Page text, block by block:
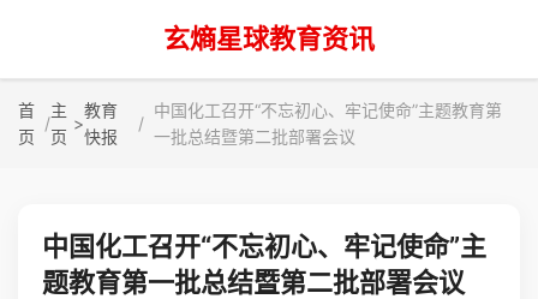
玄熵星球教育资讯
首
页
主
页
>
教育
快报
中国化工召开“不忘初心、牢记使命”主题教育第
一批总结暨第二批部署会议
中国化工召开“不忘初心、牢记使命”主
题教育第一批总结暨第二批部署会议